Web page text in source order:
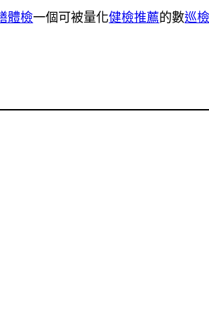
體檢一個可被量化健檢推薦的數巡